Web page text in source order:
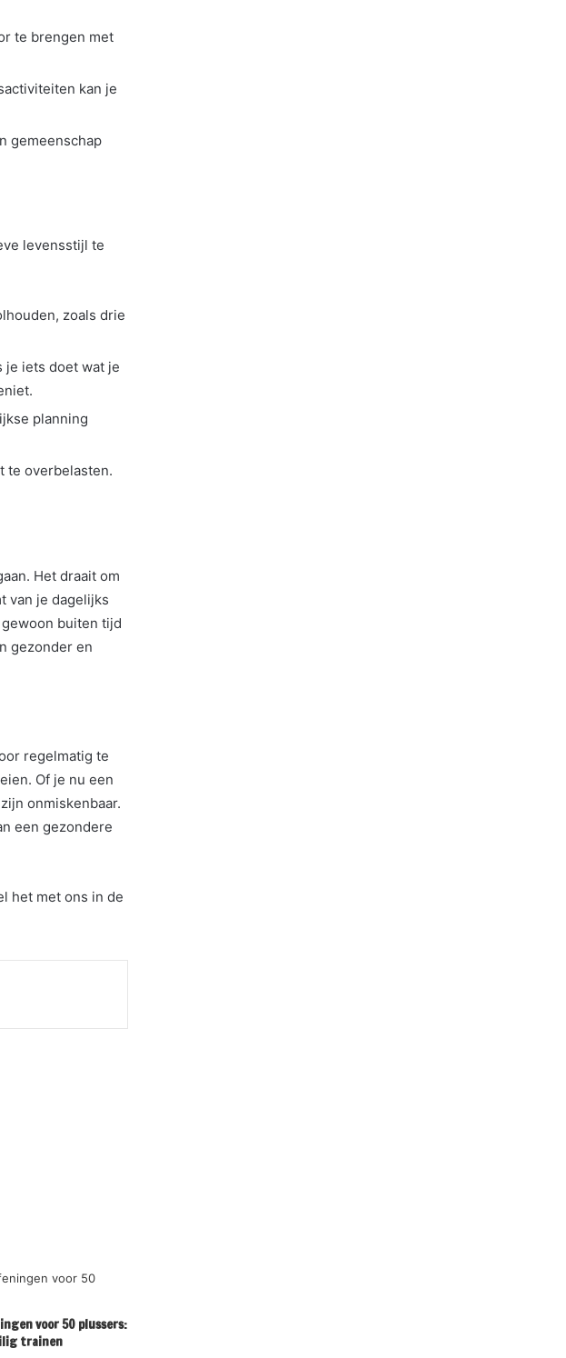
te brengen met
kan je
gemeenschap
levensstijl te
zoals drie
je iets doet wat je
planning
te overbelasten.
Het draait om
van je dagelijks
buiten tijd
gezonder en
regelmatig te
Of je nu een
onmiskenbaar.
een gezondere
het met ons in de
voor 50 plussers:
trainen